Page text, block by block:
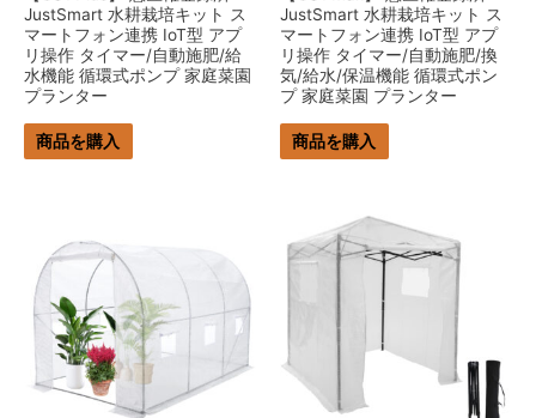
JustSmart 水耕栽培キット ス
マートフォン連携 IoT型 アプ
リ操作 タイマー/自動施肥/給
水機能 循環式ポンプ 家庭菜園
プランター
商品を購入
JustSmart 水耕栽培キット ス
マートフォン連携 IoT型 アプ
リ操作 タイマー/自動施肥/換
気/給水/保温機能 循環式ポン
プ 家庭菜園 プランター
商品を購入